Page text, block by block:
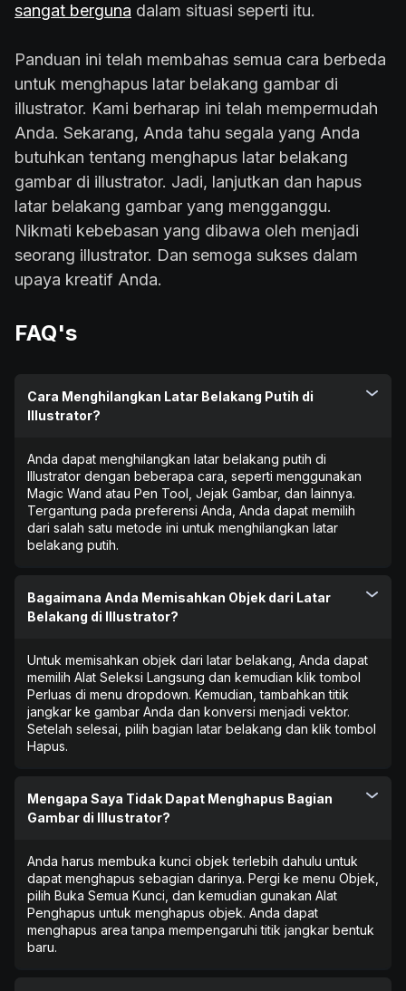
sangat berguna dalam situasi seperti itu.
Panduan ini telah membahas semua cara berbeda
untuk menghapus latar belakang gambar di
illustrator. Kami berharap ini telah mempermudah
Anda. Sekarang, Anda tahu segala yang Anda
butuhkan tentang menghapus latar belakang
gambar di illustrator. Jadi, lanjutkan dan hapus
latar belakang gambar yang mengganggu.
Nikmati kebebasan yang dibawa oleh menjadi
seorang illustrator. Dan semoga sukses dalam
upaya kreatif Anda.
FAQ's
Cara Menghilangkan Latar Belakang Putih di
Illustrator?
Anda dapat menghilangkan latar belakang putih di
Illustrator dengan beberapa cara, seperti menggunakan
Magic Wand atau Pen Tool, Jejak Gambar, dan lainnya.
Tergantung pada preferensi Anda, Anda dapat memilih
dari salah satu metode ini untuk menghilangkan latar
belakang putih.
Bagaimana Anda Memisahkan Objek dari Latar
Belakang di Illustrator?
Untuk memisahkan objek dari latar belakang, Anda dapat
memilih Alat Seleksi Langsung dan kemudian klik tombol
Perluas di menu dropdown. Kemudian, tambahkan titik
jangkar ke gambar Anda dan konversi menjadi vektor.
Setelah selesai, pilih bagian latar belakang dan klik tombol
Hapus.
Mengapa Saya Tidak Dapat Menghapus Bagian
Gambar di Illustrator?
Anda harus membuka kunci objek terlebih dahulu untuk
dapat menghapus sebagian darinya. Pergi ke menu Objek,
pilih Buka Semua Kunci, dan kemudian gunakan Alat
Penghapus untuk menghapus objek. Anda dapat
menghapus area tanpa mempengaruhi titik jangkar bentuk
baru.